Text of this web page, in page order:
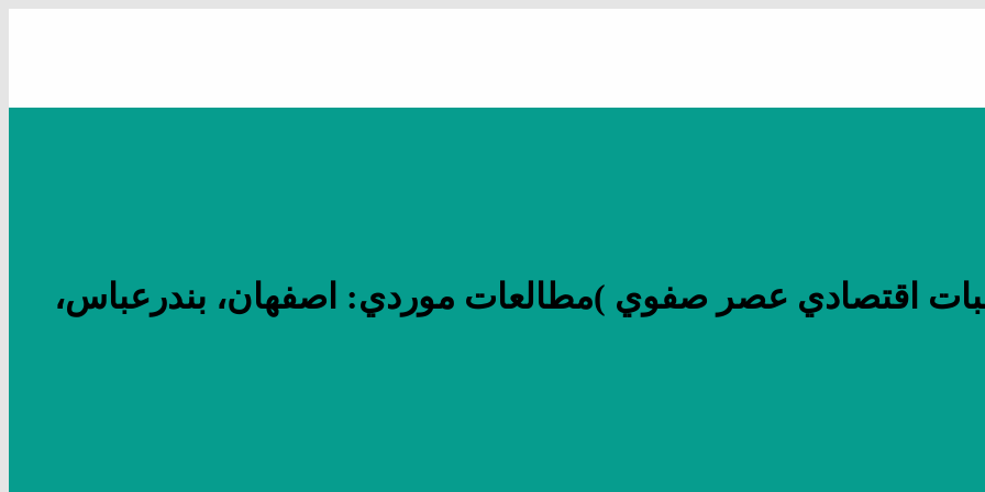
اقتصادي عصر صفوي )مطالعات موردي: اصفهان، بندرعباس،